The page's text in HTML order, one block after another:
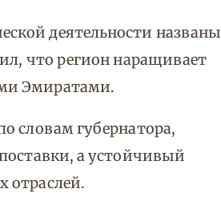
деятельности названы
что регион наращивает
Эмиратами.
словам губернатора,
а устойчивый
отраслей.